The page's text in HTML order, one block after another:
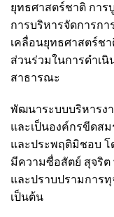
ยุทธศาสตร์ชาติ การ
การบริหารจัดการก
เคลื่อนยุทธศาสตร์ช
ส่วนร่วมในการดำเ
สาธารณะ
พัฒนาระบบบริหารง
และเป็นองค์กรขีดส
และประพฤติมิชอบ โ
มีความซื่อสัตย์ สุจริ
และปราบปรามการ
เป็นต้น